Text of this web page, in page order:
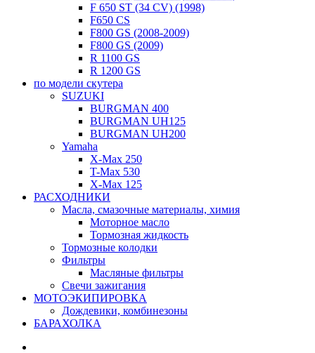
F 650 ST (34 CV) (1998)
F650 CS
F800 GS (2008-2009)
F800 GS (2009)
R 1100 GS
R 1200 GS
по модели скутера
SUZUKI
BURGMAN 400
BURGMAN UH125
BURGMAN UH200
Yamaha
X-Max 250
T-Max 530
X-Max 125
РАСХОДНИКИ
Масла, смазочные материалы, химия
Моторное масло
Тормозная жидкость
Тормозные колодки
Фильтры
Масляные фильтры
Свечи зажигания
МОТОЭКИПИРОВКА
Дождевики, комбинезоны
БАРАХОЛКА